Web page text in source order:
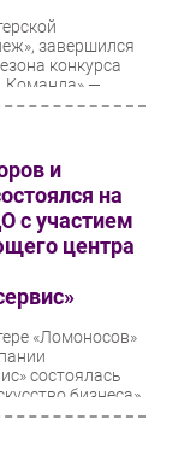
завершился
конкурса
Команда» —
и
на
с участием
центра
«Ломоносов»
состоялась
бизнеса»,